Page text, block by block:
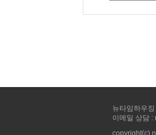
뉴타임하우
이메일 상담
copyright(c)